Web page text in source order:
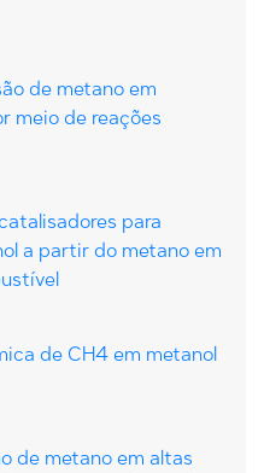
de metano em
meio de reações
para
a partir do metano em
de CH4 em metanol
de metano em altas